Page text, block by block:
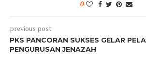
0
previous post
PKS PANCORAN SUKSES GELAR
PENGURUSAN JENAZAH